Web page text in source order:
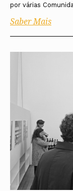
por várias
Saber Mais